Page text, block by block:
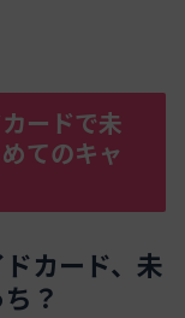
ードで未
てのキャ
カード、未
？